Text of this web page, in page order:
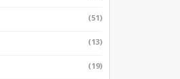
(51)
(13)
(19)